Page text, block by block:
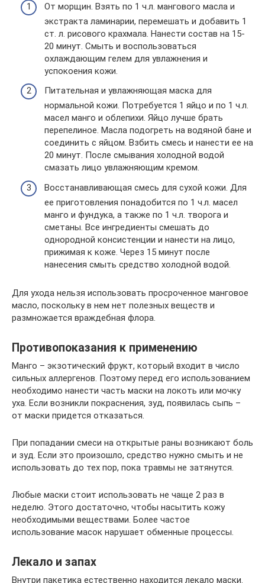
От морщин. Взять по 1 ч.л. мангового масла и
экстракта ламинарии, перемешать и добавить 1
ст. л. рисового крахмала. Нанести состав на 15-
20 минут. Смыть и воспользоваться
охлаждающим гелем для увлажнения и
успокоения кожи.
Питательная и увлажняющая маска для
нормальной кожи. Потребуется 1 яйцо и по 1 ч.л.
масел манго и облепихи. Яйцо лучше брать
перепелиное. Масла подогреть на водяной бане и
соединить с яйцом. Взбить смесь и нанести ее на
20 минут. После смывания холодной водой
смазать лицо увлажняющим кремом.
Восстанавливающая смесь для сухой кожи. Для
ее приготовления понадобится по 1 ч.л. масел
манго и фундука, а также по 1 ч.л. творога и
сметаны. Все ингредиенты смешать до
однородной консистенции и нанести на лицо,
прижимая к коже. Через 15 минут после
нанесения смыть средство холодной водой.
Для ухода нельзя использовать просроченное манговое
масло, поскольку в нем нет полезных веществ и
размножается враждебная флора.
Противопоказания к применению
Манго – экзотический фрукт, который входит в число
сильных аллергенов. Поэтому перед его использованием
необходимо нанести часть маски на локоть или мочку
уха. Если возникли покраснения, зуд, появилась сыпь –
от маски придется отказаться.
При попадании смеси на открытые раны возникают боль
и зуд. Если это произошло, средство нужно смыть и не
использовать до тех пор, пока травмы не затянутся.
Любые маски стоит использовать не чаще 2 раз в
неделю. Этого достаточно, чтобы насытить кожу
необходимыми веществами. Более частое
использование масок нарушает обменные процессы.
Лекало и запах
Внутри пакетика естественно находится лекало маски.